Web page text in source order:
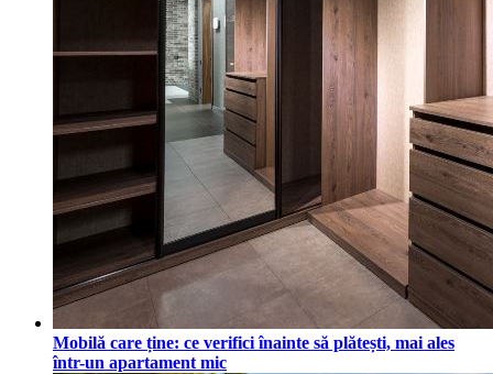
Mobilă care ține: ce verifici înainte să plătești, mai ales
într-un apartament mic